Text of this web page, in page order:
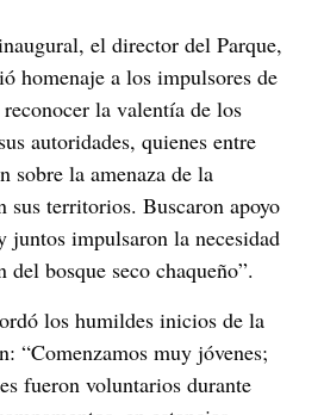
el director del Parque,
homenaje a los impulsores de
la valentía de los
autoridades, quienes entre
sobre la amenaza de la
sus territorios. Buscaron apoyo
impulsaron la necesidad
del bosque seco chaqueño”.
los humildes inicios de la
“Comenzamos muy jóvenes;
fueron voluntarios durante